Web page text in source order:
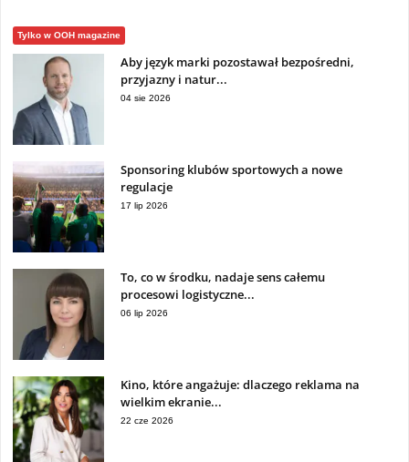
Tylko w OOH magazine
Aby język marki pozostawał bezpośredni,
przyjazny i natur...
04 sie 2026
Sponsoring klubów sportowych a nowe
regulacje
17 lip 2026
To, co w środku, nadaje sens całemu
procesowi logistyczne...
06 lip 2026
Kino, które angażuje: dlaczego reklama na
wielkim ekranie...
22 cze 2026